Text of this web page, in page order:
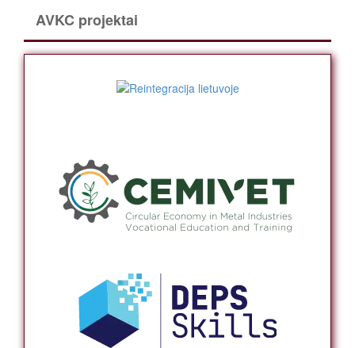
AVKC projektai